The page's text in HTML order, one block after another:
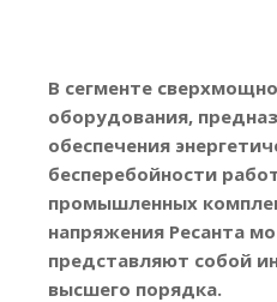
В сегменте
оборудования,
обеспечения
бесперебойности
промышленных
напряжения Ресанта
представляют собой
высшего порядка.